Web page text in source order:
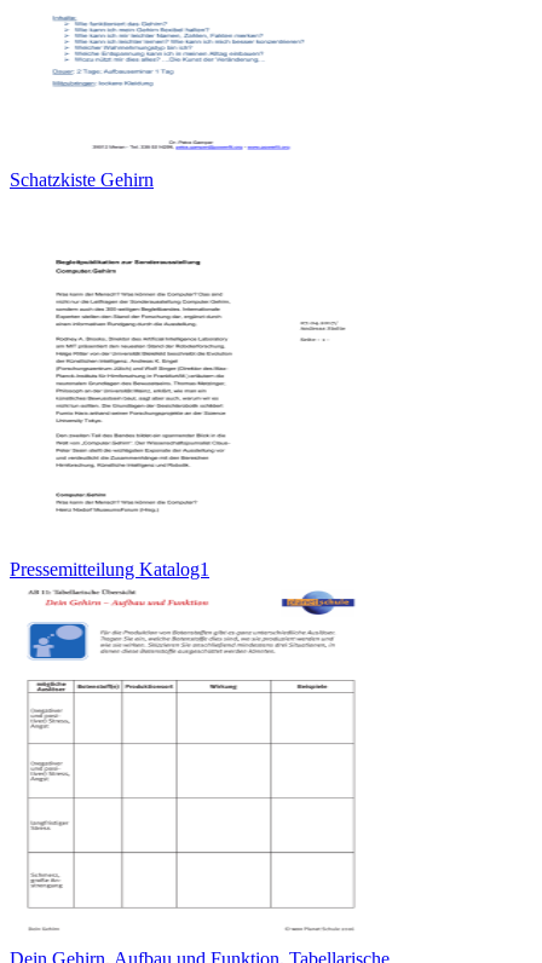
Schatzkiste Gehirn
Pressemitteilung Katalog1